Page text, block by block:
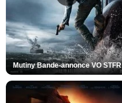
Mutiny Bande-annonce VO STFR